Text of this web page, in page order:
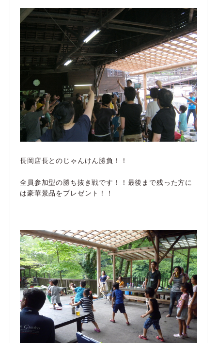
長岡店長とのじゃんけん勝負！！
全員参加型の勝ち抜き戦です！！最後まで残った方に
は豪華景品をプレゼント！！